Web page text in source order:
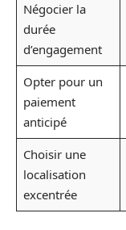
Négocier la
durée
d’engagement
Opter pour un
paiement
anticipé
Choisir une
localisation
excentrée